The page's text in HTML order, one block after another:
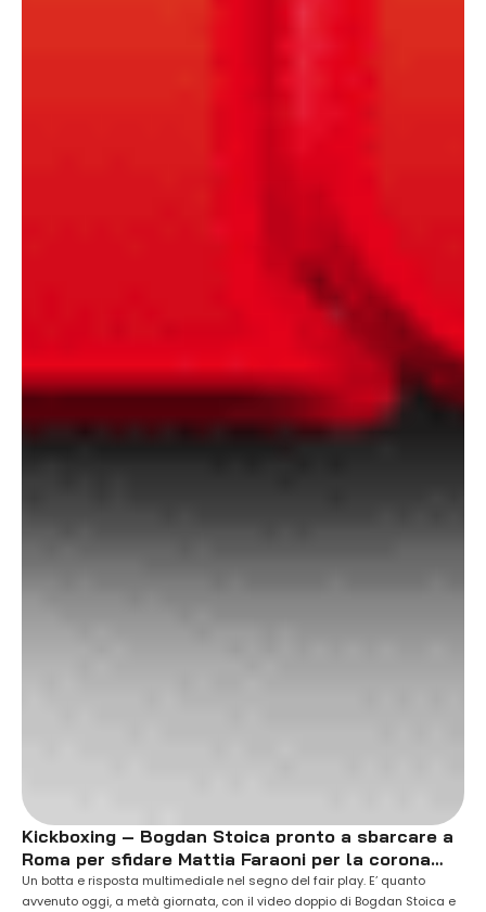
Kickboxing – Bogdan Stoica pronto a sbarcare a
Roma per sfidare Mattia Faraoni per la corona
ISKA super cruiserweight.
Un botta e risposta multimediale nel segno del fair play. E’ quanto
avvenuto oggi, a metà giornata, con il video doppio di Bogdan Stoica e